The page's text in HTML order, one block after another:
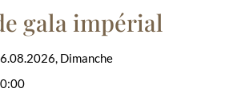
gala impérial
Dimanche